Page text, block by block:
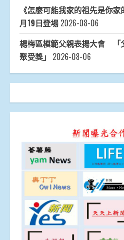
《怎麼可能我家的祖先是你
月19日登場 2026-08-06
楊梅區模範父親表揚大會 「
聚受獎」 2026-08-06